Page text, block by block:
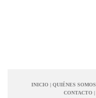
INICIO | QUIÉNES SOMOS
CONTACTO |